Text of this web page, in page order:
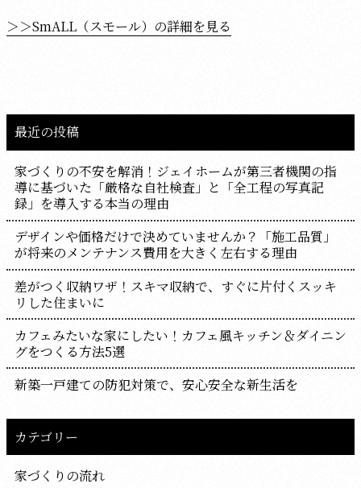
＞＞SmALL（スモール）の詳細を見る
最近の投稿
家づくりの不安を解消！ジェイホームが第三者機関の指
導に基づいた「厳格な自社検査」と「全工程の写真記
録」を導入する本当の理由
デザインや価格だけで決めていませんか？「施工品質」
が将来のメンテナンス費用を大きく左右する理由
差がつく収納ワザ！スキマ収納で、すぐに片付くスッキ
リした住まいに
カフェみたいな家にしたい！カフェ風キッチン＆ダイニン
グをつくる方法5選
新築一戸建ての防犯対策で、安心安全な新生活を
カテゴリー
家づくりの流れ